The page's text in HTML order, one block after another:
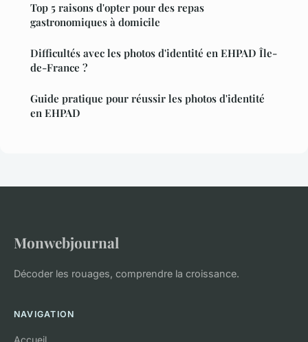
Top 5 raisons d'opter pour des repas
gastronomiques à domicile
Difficultés avec les photos d'identité en EHPAD Île-
de-France ?
Guide pratique pour réussir les photos d'identité
en EHPAD
Monwebjournal
Décoder les rouages, comprendre la croissance.
NAVIGATION